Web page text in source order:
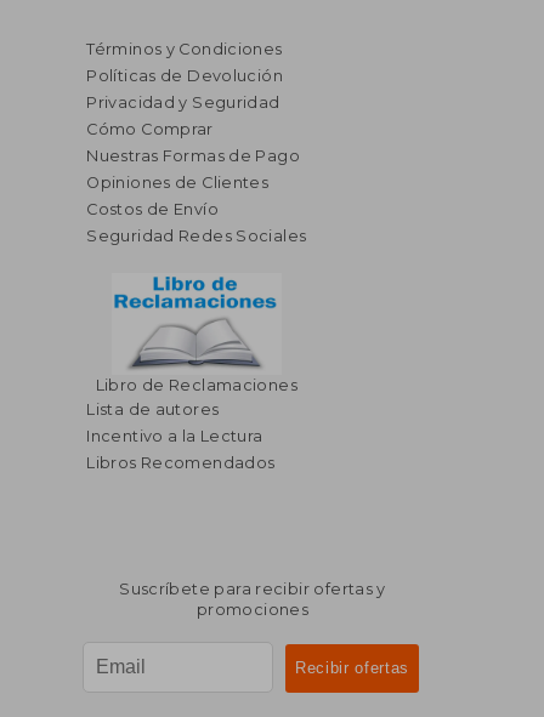
Términos y Condiciones
Políticas de Devolución
Privacidad y Seguridad
Cómo Comprar
Nuestras Formas de Pago
Opiniones de Clientes
Costos de Envío
Seguridad Redes Sociales
Libro de Reclamaciones
Lista de autores
Incentivo a la Lectura
Libros Recomendados
Suscríbete para recibir ofertas y
promociones